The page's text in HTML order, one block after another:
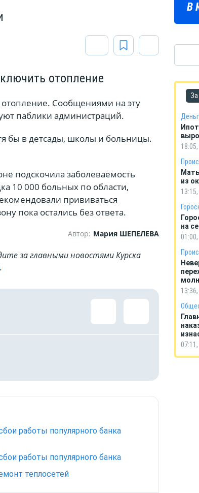
отопление
Сообщениями на эту
паблики администраций.
бы в детсады, школы и больницы.
подскочила заболеваемость
10 000 больных по области,
прививаться
пока остались без ответа.
Автор: Мария ШЕПЕЛЕВА
за главными новостями Курска
.
работы популярного банка
работы популярного банка
теплосетей
В
За
из
на